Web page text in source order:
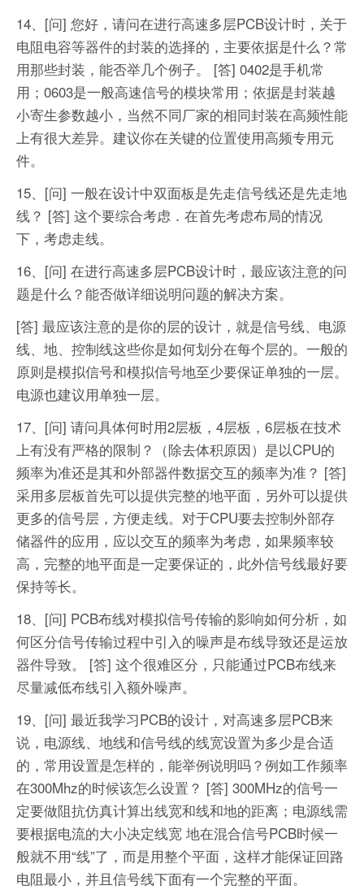
14、[问] 您好，请问在进行高速多层PCB设计时，关于
电阻电容等器件的封装的选择的，主要依据是什么？常
用那些封装，能否举几个例子。
[答] 0402是手机常
用；0603是一般高速信号的模块常用；依据是封装越
小寄生参数越小，当然不同厂家的相同封装在高频性能
上有很大差异。建议你在关键的位置使用高频专用元
件。
15、[问] 一般在设计中双面板是先走信号线还是先走地
线？ [答] 这个要综合考虑．在首先考虑布局的情况
下，考虑走线。
16、[问] 在进行高速多层PCB设计时，最应该注意的问
题是什么？能否做详细说明问题的解决方案。
[答] 最应该注意的是你的层的设计，就是信号线、电源
线、地、控制线这些你是如何划分在每个层的。一般的
原则是模拟信号和模拟信号地至少要保证单独的一层。
电源也建议用单独一层。
17、[问] 请问具体何时用2层板，4层板，6层板在技术
上有没有严格的限制？（除去体积原因）是以CPU的
频率为准还是其和外部器件数据交互的频率为准？ [答]
采用多层板首先可以提供完整的地平面，另外可以提供
更多的信号层，方便走线。对于CPU要去控制外部存
储器件的应用，应以交互的频率为考虑，如果频率较
高，完整的地平面是一定要保证的，此外信号线最好要
保持等长。
18、[问] PCB布线对模拟信号传输的影响如何分析，如
何区分信号传输过程中引入的噪声是布线导致还是运放
器件导致。
[答] 这个很难区分，只能通过PCB布线来
尽量减低布线引入额外噪声。
19、[问] 最近我学习PCB的设计，对高速多层PCB来
说，电源线、地线和信号线的线宽设置为多少是合适
的，常用设置是怎样的，能举例说明吗？例如工作频率
在300Mhz的时候该怎么设置？ [答] 300MHz的信号一
定要做阻抗仿真计算出线宽和线和地的距离；电源线需
要根据电流的大小决定线宽 地在混合信号PCB时候一
般就不用“线”了，而是用整个平面，这样才能保证回路
电阻最小，并且信号线下面有一个完整的平面。